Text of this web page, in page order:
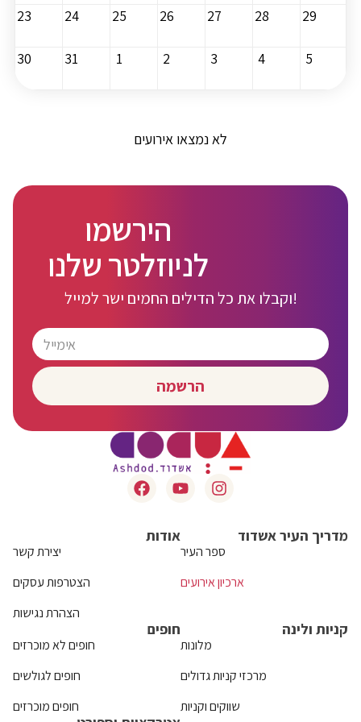
23 24 25 26 27 28 29
30 31 1 2 3 4 5
לא נמצאו אירועים
הירשמו
לניוזלטר שלנו
וקבלו את כל הדילים החמים ישר למייל!
הרשמה
אודות
יצירת קשר
הצטרפות עסקים
הצהרת נגישות
מדריך העיר אשדוד
ספר העיר
ארכיון אירועים
חופים
חופים לא מוכרזים
חופים לגולשים
חופים מוכרזים
קניות ולינה
מלונות
מרכזי קניות גדולים
שווקים וקניות